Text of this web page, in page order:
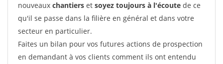
nouveaux chantiers et soyez toujours à l'écoute de ce
qu'il se passe dans la filière en général et dans votre
secteur en particulier.
Faites un bilan pour vos futures actions de prospection
en demandant à vos clients comment ils ont entendu